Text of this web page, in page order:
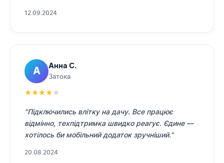
12.09.2024
А Анна С.
Затока
★★★★★
"Підключились влітку на дачу. Все працює
відмінно, техпідтримка швидко реагує. Єдине —
хотілось би мобільний додаток зручніший."
20.08.2024